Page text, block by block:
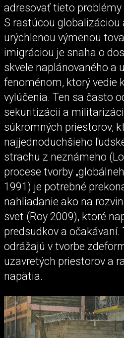
adresovať tieto
S rastúcou globalizáciou
urýchlenou výmenou
imigráciou je snaha o
skvele naplánovaného a
fenoménom, ktorý vedie
vylúčenia. Ten sa často
sekuritizácii a
súkromných priestorov,
najjednoduchšieho
strachu z neznámeho
procese tvorby
1991) je potrebné
nahliadanie ako na
svet (Roy 2009), ktoré
predsudkov a očakávaní.
odrážajú v tvorbe
uzavretých priestorov a
napätia.